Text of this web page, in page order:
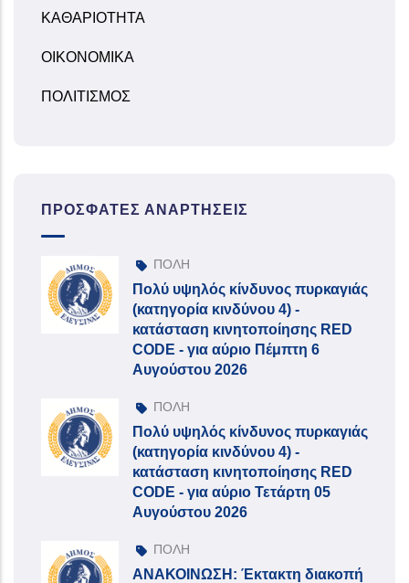
ΚΑΘΑΡΙΟΤΗΤΑ
ΟΙΚΟΝΟΜΙΚΑ
ΠΟΛΙΤΙΣΜΟΣ
ΠΡΌΣΦΑΤΕΣ ΑΝΑΡΤΉΣΕΙΣ
ΠΟΛΗ
Πολύ υψηλός κίνδυνος πυρκαγιάς
(κατηγορία κινδύνου 4) -
κατάσταση κινητοποίησης RED
CODE - για αύριο Πέμπτη 6
Αυγούστου 2026
ΠΟΛΗ
Πολύ υψηλός κίνδυνος πυρκαγιάς
(κατηγορία κινδύνου 4) -
κατάσταση κινητοποίησης RED
CODE - για αύριο Τετάρτη 05
Αυγούστου 2026
ΠΟΛΗ
ΑΝΑΚΟΙΝΩΣΗ: Έκτακτη διακοπή